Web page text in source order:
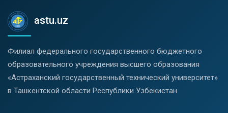
astu.uz
Филиал федерального государственного бюджетного
образовательного учреждения высшего образования
«Астраханский государственный технический университет»
в Ташкентской области Республики Узбекистан